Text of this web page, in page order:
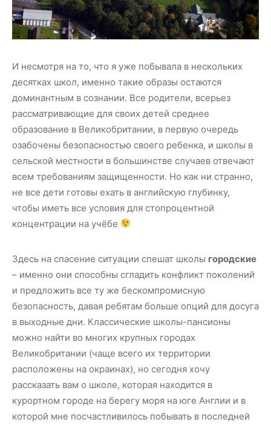
И несмотря на то, что я уже побывала в нескольких
десятках школ, именно такие образы остаются
доминантным в сознании. Все родители, всерьез
рассматривающие для своих детей среднее
образование в Великобритании, в первую очередь
озабочены безопасностью своего ребенка, и школы в
сельской местности в большинстве случаев отвечают
всем требованиям защищенности. Но как ни странно,
не все дети готовы ехать в английскую глубинку,
чтобы иметь все условия для стопроцентной
концентрации на учёбе
Здесь на спасение ситуации спешат школы городские
– именно они способны сгладить конфликт поколений
и предложить все ту же бескомпромисную
безопасность, давая ребятам больше опций для досуга
в выходные дни. Классические школы-пансионы
можно найти во многих крупных городах
Великобритании (чаще всего их территории
расположены на окраинах), но сегодня хочу
рассказать вам о школе, которая находится в
курортном городе на берегу моря на юге Англии и в
которой мне посчастливилось побывать в последней